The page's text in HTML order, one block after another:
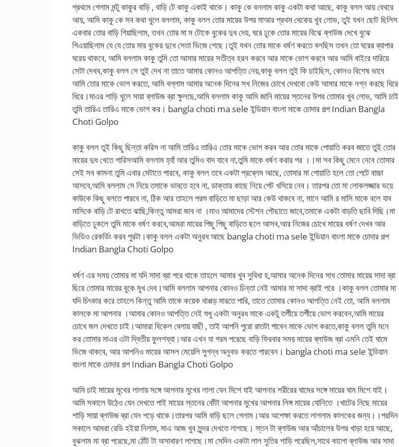
প্রথমে গেলাম মন্টু কাকুর বাড়ি , বাড়ি টে কাকু একাই থাকে। কাকু কে বললাম কাকু একটা কথা আছে, কাকু বলল আয় বেথরে
আয়, আমি কাকু কে সব কথা খুলে বললাম, কাকু বলল তোর মায়ের উপর মাআর প্রথম থেকেয় খুব লোভ, তুই যখন ছোট ছিলিস
একবার তোর বাড়ি গিয়াছিলাম, তখন তোর মা ম টোকে বুকের দুধ দেয়, ঘরে ঢুকে তোর মায়ের বিঝে ব্লাউজ দেখে বুঝে
গিএয়াছিলাম যে যে তোর মার বুকের দুধে সেতা ভিজে গেছে।তুই যখন তোর মাকে ধর্ষণ করতে বলছিস তখন তো ঘরের ব্যাপার
ঘরেয় থাকবে, আমি বললাম কাকু তুমি তো আমার মায়ের সতীত্ব হরন করবে আর মাকে ভোগ করবে আর আমি বাইরে দারিয়ে
সেটা দেখব,কাকু বলল সে তুই দেখ না তাতে আমার কোনও আপত্তি নেয়,কাকু বলল তুই কি চাইছিস, কোনও বিশেষ ভাবে
আমি তোর মাকে ভোগ করতে, আমি বল্লাম আমার অনেক দিনের সখ নিজের চোখে দেখবো কেউ আমার মাকে নগ্ন করছে ধিরে
ধিরে।মাএর শাড়ি খুলে সায়া ব্লাউজ ব্রা ক্ষুলছে,আমি বললাম কাকু আমি জানি মায়ের স্তনের উপর তোমার খুব লোভ, আমি চাই
তুমি তারিএ তারিএ মাকে ভোগ কর। bangla choti ma sele ইন্ডিয়ান বাংলা মাকে চোদার গল্প Indian Bangla
Choti Golpo
কাকু বলল তুই কিছু ছিন্তা করিস না আমি তারিএ তারিএ তোর মাকে ভোগ করব আর তোর মাকে পোয়াতি করব জাতে তুই তোর
মায়ের দুধ খেতে পারিসআমি বললাম হ্যাঁ আর তুমিও বাদ যাবে না,তুমি মাকে ধর্ষণ করার পর ।।মা সব কিছু মেনে নেবে তোমার
সেই সব কামনা তুমি এবার মেটাতে পারবে, কাকু বলল তবে একটা প্রব্লেম আছে, তোমার মা পোয়াতি হলে তো পেটে বাচ্চা
আসবে,আমি বললাম সে নিয়ে তমাকে ভাবতে হবে না, ডাক্তার কাছে নিয়ে পেট খসিয়ে নেব। তারপর তো মা লোকলজ্জার ভয়ে
কাউকে কিছু বলতে পারবে না, ঠিক আর তাহলে পরশু বাড়িতে মা ছাড়া আর কেউ থাকবে না, মানে আমি র মাসি মাকে বলে যাব
মাসিকে বাড়ি টে রাখতে ঝাছি,কিন্তু আমরা জাব না ।মাও আমাদের স্টেশন পৌছাতে জাবে,তমাকে একটা বাড়তি ছাবি দিছি।মা
বাড়িতে ঢুকলে তুমি মাকে ধর্ষণ করবে,আমরা মায়ের পিছু পিছু বাড়িতে ছলে আসব,আর নিজের চোখে মায়ের ধর্ষণ দেখব আর
ভিডিও রেকর্ডিং করব পুরটা।কাকু বলল একটা অনুরধ আছে bangla choti ma sele ইন্ডিয়ান বাংলা মাকে চোদার গল্প
Indian Bangla Choti Golpo
ধর্ষণ এর সময় তোমার মা যদি সাদা ব্রা পরে থাকে তাহলে আমার খুব সুবিধা হ,আমার অনেক দিনের সাধ তোমার মায়ের সাদা ব্রা
ছিরে তোমার মায়ের বুকে মুখ দেব।আমি বললাম আপনার কোনও চিন্তা নেই আমার মা সাদা ব্রাই পরে ।কাকু বলল তোমার মা
যদি চিৎকার করে তাহলে কিন্তু আমি তাকে কয়েক থাপ্পড় মারতে পারি, তাতে তোমার কোনও আপত্তি নেই তো, আমি বললাম
কালকে মা আপনার ।আমার কোনও আপত্তি নেই শুধু একটা অনুরধ মাকে একটু তর্পীয়ে তর্পীয়ে ভোগ করবেন,আমি মায়ের
চোখে জল দেখতে চাই।আমারা বিকেল বেলায় যাছী , তাই আপনি পুরো রাতটা পাবেন মাকে ভোগ করতে,কাকু বলল তুমি মনে
কর তোমার মাএর এটা দ্বিতীয় ফুলশয্যা।আর এখন যা গরম পরেছে বাড়ি ফিরবার সময় মায়ের ব্লাউজ ব্রা এমনি তেই ঘামে
ভিজে থাকবে, আর আপনিও মায়ের আসল মেয়েলি সুগন্ধ অনুবভ করতে পারবেন। bangla choti ma sele ইন্ডিয়ান
বাংলা মাকে চোদার গল্প Indian Bangla Choti Golpo
আমি চাই মায়ের মুখের লালায় সঙ্গে আপনার মুখের লালা যেন মিশে যাই আপনার শরীরের ঘামের সঙ্গে মায়ের ঘাম মিশে যাই।
আমি সকালে উঠেও যেন দেখতে পাই মায়ের স্তনের বোঁটা আপনার মুখের আপনার লিঙ্গ মায়ের যোনিতে ।খাটের নিছে মায়ের
শাড়ি সায়া ব্লাউজ ব্রা যেন পড়ে থাকে।তারপর আমি বাড়ি ছলে গেলাম।আর অপেক্ষা করতে লাগলাম কালকের জন্য।।পরদিন
সকালে আমরা রেডি হইয়া নিলাম, মাএ আজ খুব সুন্দর দেখতে লাগছে। স্তন টা ব্লাউজ আর আঁচালের উপর খাড়া হয়ে আছে,
বুঝলাম মা ব্রা পরেছে,মা ঠোঁট টা অসাধারণ লাগছে।মা সেদিন একটা লাল সুতির শাড়ি পরেছিল,সাথে কালো ব্লাউজ আর সাদা